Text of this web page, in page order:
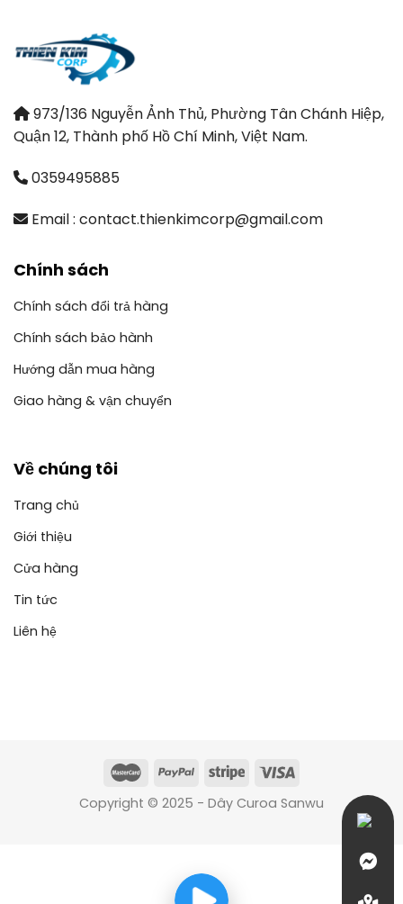
973/136 Nguyễn Ảnh Thủ, Phường Tân Chánh Hiệp,
Quận 12, Thành phố Hồ Chí Minh, Việt Nam.
0359495885
Email : contact.thienkimcorp@gmail.com
Chính sách
Chính sách đổi trả hàng
Chính sách bảo hành
Hướng dẫn mua hàng
Giao hàng & vận chuyển
Về chúng tôi
Trang chủ
Giới thiệu
Cửa hàng
Tin tức
Liên hệ
Copyright © 2025 - Dây Curoa Sanwu